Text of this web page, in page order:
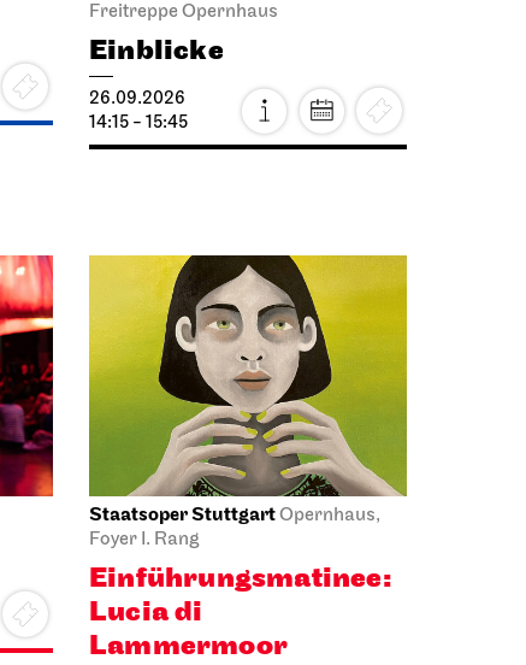
Freitreppe Opernhaus
Einblicke
26.09.2026
14:15 - 15:45
Staatsoper StuttgartOpernhaus,
Foyer I. Rang
Einführungs­matinee:
Lucia di
Lammermoor